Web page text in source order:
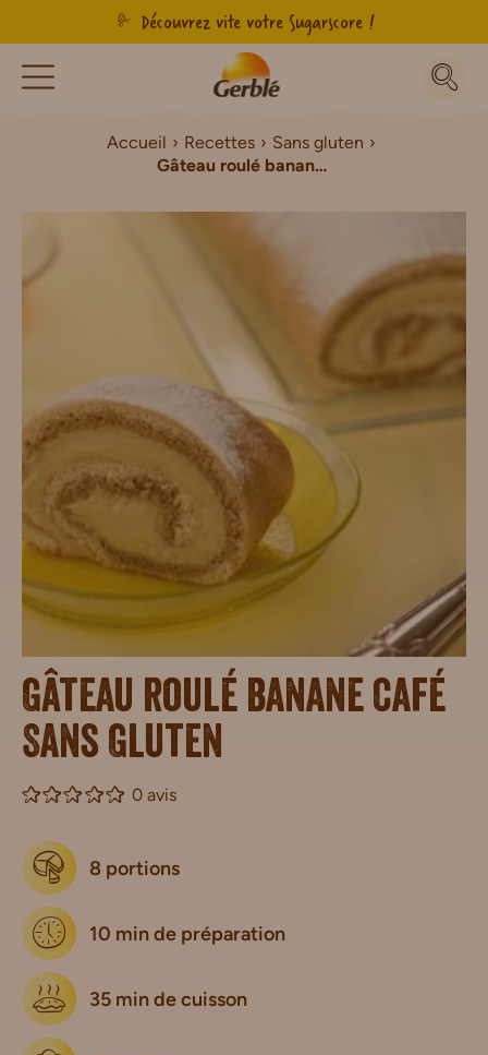
Découvrez vite votre Sugarscore !
Accueil Recettes
Sans gluten
Gâteau roulé banane café Sans Gluten
Gâteau roulé banane café
Sans Gluten
0 avis
8 portions
10 min de préparation
35 min de cuisson